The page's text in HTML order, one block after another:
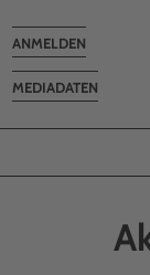
MEDIADATEN
Toggle
navigation
ANMELDEN